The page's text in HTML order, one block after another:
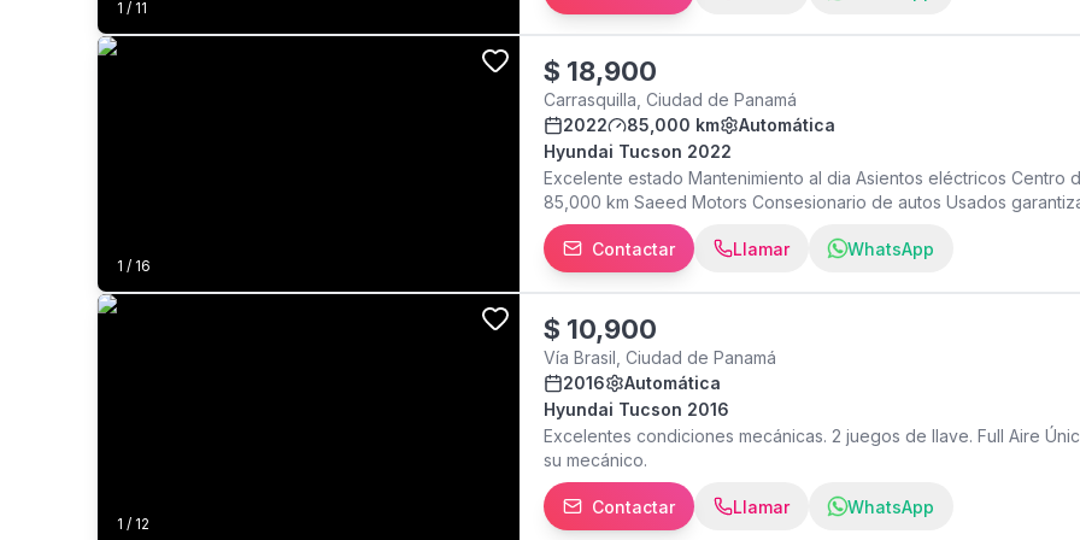
1 / 11
1 / 16
$ 18,900
Carrasquilla, Ciudad de Panamá
2022
85,000 km
Automática
Hyundai Tucson 2022
Excelente estado Mantenimiento al dia Asientos eléctricos Centro
85,000 km Saeed Motors Consesionario de autos Usados
horarios son de Lunes A Vienes de 8:00 a 6:00 y los Sábados de
inventario muy amplio con autos de todas las gamas. Saeed
experiencia en el mercado automotriz. Nos dedicamos a la
calle 68 este entrando por el Restaurante el Novillo Segundo
Trabajamos con Honestidad. Contactanos al / When the time
Motors is your best option. We count with a great inventory of cars
Contactar Llamar WhatsApp
1 / 12
$ 10,900
Vía Brasil, Ciudad de Panamá
2016
Automática
Hyundai Tucson 2016
Excelentes condiciones mecánicas. 2 juegos de llave. Full Aire
su mecánico.
Contactar Llamar WhatsApp